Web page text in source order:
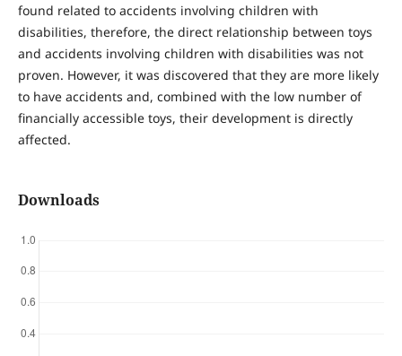
found related to accidents involving children with
disabilities, therefore, the direct relationship between toys
and accidents involving children with disabilities was not
proven. However, it was discovered that they are more likely
to have accidents and, combined with the low number of
financially accessible toys, their development is directly
affected.
Downloads